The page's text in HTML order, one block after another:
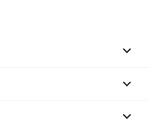


keyboard_arrow_down